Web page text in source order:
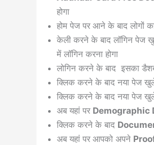
होगा
होम पेज पर आने के बाद लोगों
केली करने के बाद लॉगिन पेज
में लॉगिन करना होगा
लोगिन करने के बाद इसका
क्लिक करने के बाद नया पेज
क्लिक करने के बाद नया पेज
अब यहां पर Demographic
क्लिक करने के बाद
अब यहां पर आपको अपने